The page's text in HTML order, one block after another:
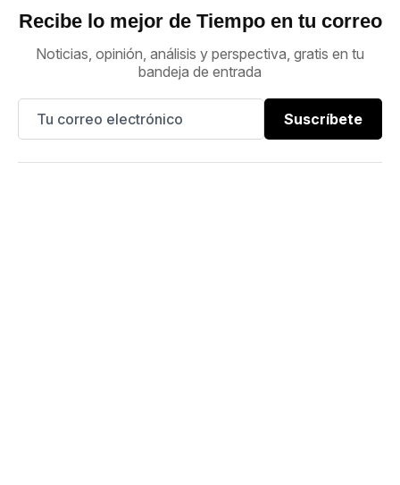
Recibe lo mejor de Tiempo en tu correo
Noticias, opinión, análisis y perspectiva, gratis en tu
bandeja de entrada
Suscríbete